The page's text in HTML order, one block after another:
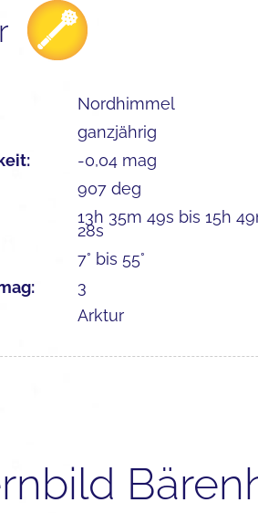
Nordhimmel
ganzjährig
-0,04 mag
907 deg
13h 35m 49s bis 15h
28s
7° bis 55°
3
Arktur